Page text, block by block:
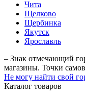
Чита
Щелково
Щербинка
Якутск
Ярославль
– Знак отмечающий
магазины. Точки
Не могу найти свой
Каталог товаров